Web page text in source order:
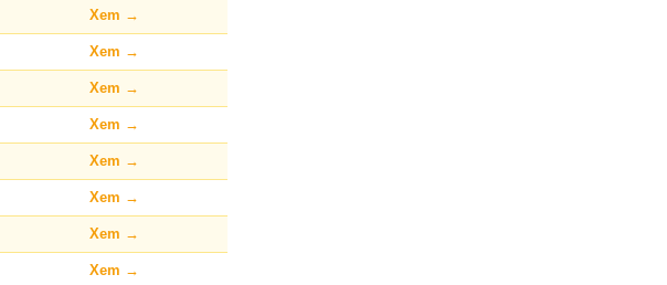
Xem →
Xem →
Xem →
Xem →
Xem →
Xem →
Xem →
Xem →